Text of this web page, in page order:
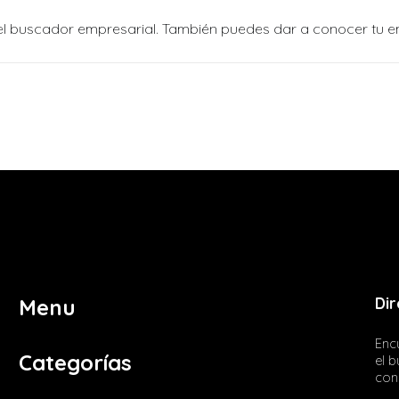
buscador empresarial. También puedes dar a conocer tu
Menu
Categorías
el